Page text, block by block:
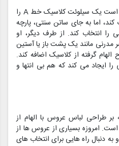
به عنوان مثال، یک عروس ممکن است یک سیلوئت کلاسیک خط A را
است انتخاب کند، اما به جای ساتن سنتی، پارچه
را انتخاب کند. از طرف دیگر، او
مانند یک پشت باز یا آستین
گرفته از کلاسیک اضافه کند.
ایجاد می کند که هم بی انتها و
طراحی لباس عروس با الهام از
است. امروزه بسیاری از عروس ها از
دنبال راه هایی برای انتخاب های